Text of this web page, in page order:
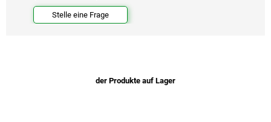
Stelle eine Frage
der Produkte auf Lager